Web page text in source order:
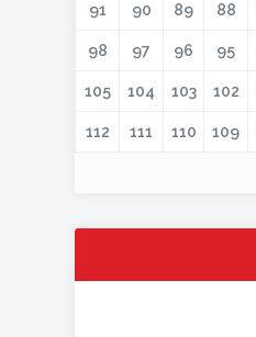
88
89
90
91
95
96
97
98
102
103
104
105
109
110
111
112